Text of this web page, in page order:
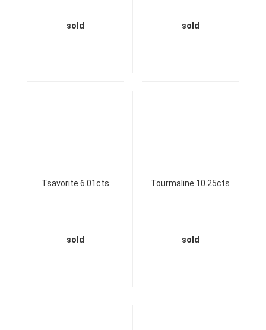
sold sold
Tsavorite 6.01cts
sold
Tourmaline 10.25cts
sold